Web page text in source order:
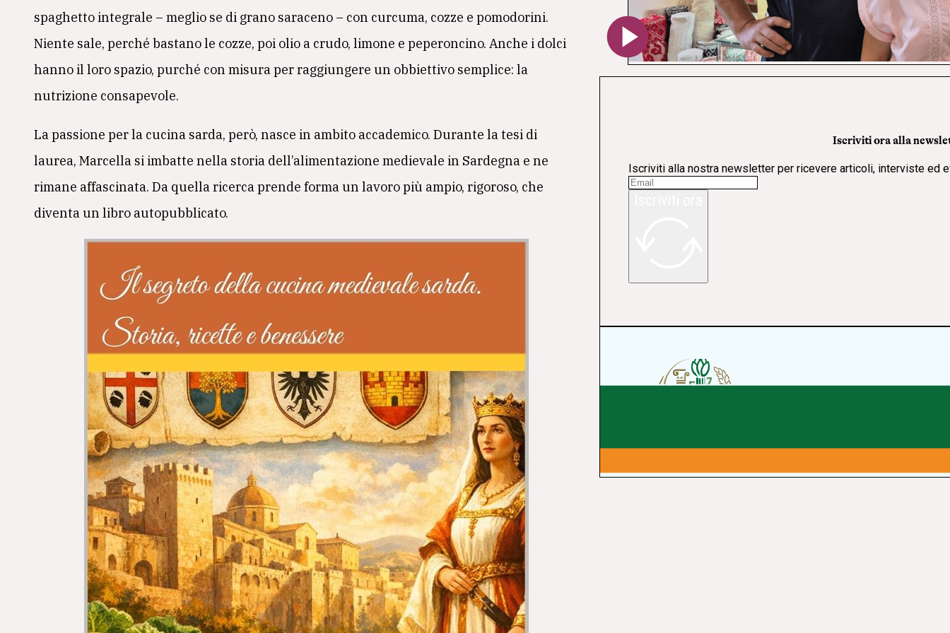
spaghetto integrale – meglio se di grano saraceno – con curcuma, cozze e pomodorini.
Niente sale, perché bastano le cozze, poi olio a crudo, limone e peperoncino. Anche i dolci
hanno il loro spazio, purché con misura per raggiungere un obbiettivo semplice: la
nutrizione consapevole.
La passione per la cucina sarda, però, nasce in ambito accademico. Durante la tesi di
laurea, Marcella si imbatte nella storia dell’alimentazione medievale in Sardegna e ne
rimane affascinata. Da quella ricerca prende forma un lavoro più ampio, rigoroso, che
diventa un libro autopubblicato.
Iscriviti ora alla
Iscriviti alla nostra newsletter per ricevere articoli, interviste ed